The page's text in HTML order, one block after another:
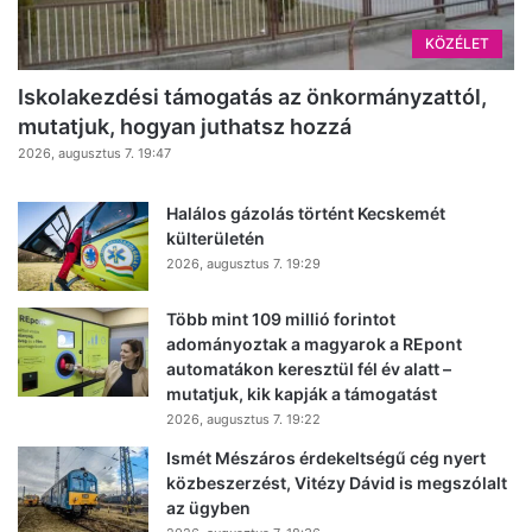
KÖZÉLET
Iskolakezdési támogatás az önkormányzattól,
mutatjuk, hogyan juthatsz hozzá
2026, augusztus 7. 19:47
Halálos gázolás történt Kecskemét
külterületén
2026, augusztus 7. 19:29
Több mint 109 millió forintot
adományoztak a magyarok a REpont
automatákon keresztül fél év alatt –
mutatjuk, kik kapják a támogatást
2026, augusztus 7. 19:22
Ismét Mészáros érdekeltségű cég nyert
közbeszerzést, Vitézy Dávid is megszólalt
az ügyben